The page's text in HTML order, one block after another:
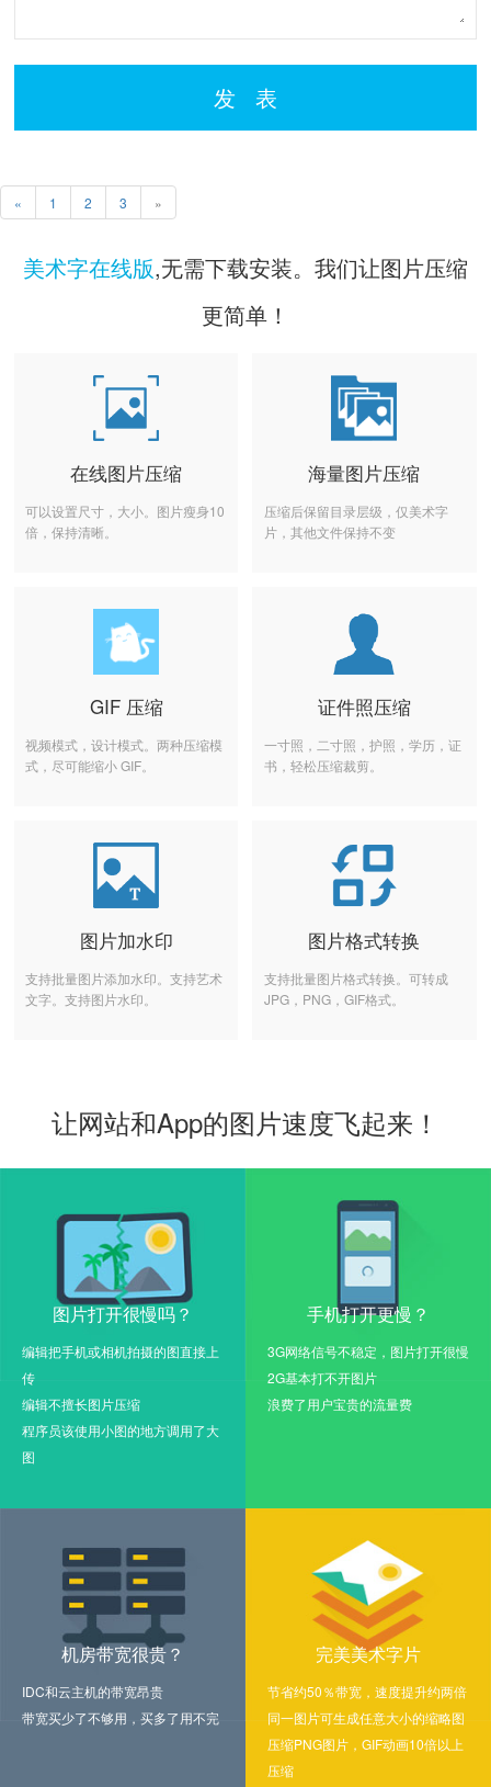
发 表
« 1 2 3 »
美术字在线版,无需下载安装。我们让图片压缩
更简单！
在线图片压缩
可以设置尺寸，大小。图片瘦身10
倍，保持清晰。
海量图片压缩
压缩后保留目录层级，仅美术字
片，其他文件保持不变
GIF 压缩
视频模式，设计模式。两种压缩模
式，尽可能缩小 GIF。
证件照压缩
一寸照，二寸照，护照，学历，证
书，轻松压缩裁剪。
图片加水印
支持批量图片添加水印。支持艺术
文字。支持图片水印。
图片格式转换
支持批量图片格式转换。可转成
JPG，PNG，GIF格式。
让网站和App的图片速度飞起来！
图片打开很慢吗？
编辑把手机或相机拍摄的图直接上
传
编辑不擅长图片压缩
程序员该使用小图的地方调用了大
图
手机打开更慢？
3G网络信号不稳定，图片打开很慢
2G基本打不开图片
浪费了用户宝贵的流量费
机房带宽很贵？
IDC和云主机的带宽昂贵
带宽买少了不够用，买多了用不完
完美美术字片
节省约50％带宽，速度提升约两倍
同一图片可生成任意大小的缩略图
压缩PNG图片，GIF动画10倍以上
压缩